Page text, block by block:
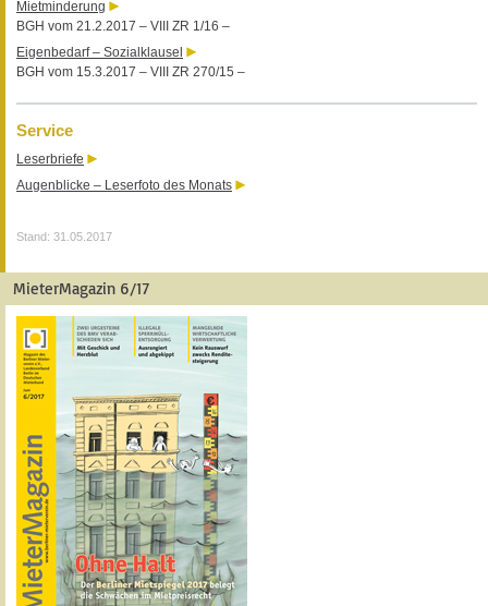
Mietminderung
BGH vom 21.2.2017 – VIII ZR 1/16 –
Eigenbedarf – Sozialklausel
BGH vom 15.3.2017 – VIII ZR 270/15 –
Service
Leserbriefe
Augenblicke – Leserfoto des Monats
Stand: 31.05.2017
MieterMagazin 6/17